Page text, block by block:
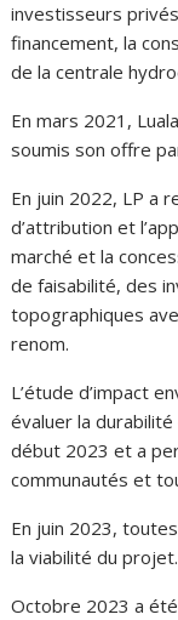
investisseurs
financement, la
de la centrale
En mars 2021,
soumis son offre
En juin 2022, LP a
d’attribution et
marché et la
de faisabilité, des
topographiques
renom.
L’étude d’impact
évaluer la
début 2023 et a
communautés et
En juin 2023,
la viabilité du projet.
Octobre 2023 a